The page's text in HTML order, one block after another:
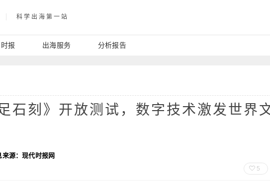
科学出海第一站
时报 出海服务 分析报告
足石刻》开放测试，数字技术激发世界
来源：现代时报网
5